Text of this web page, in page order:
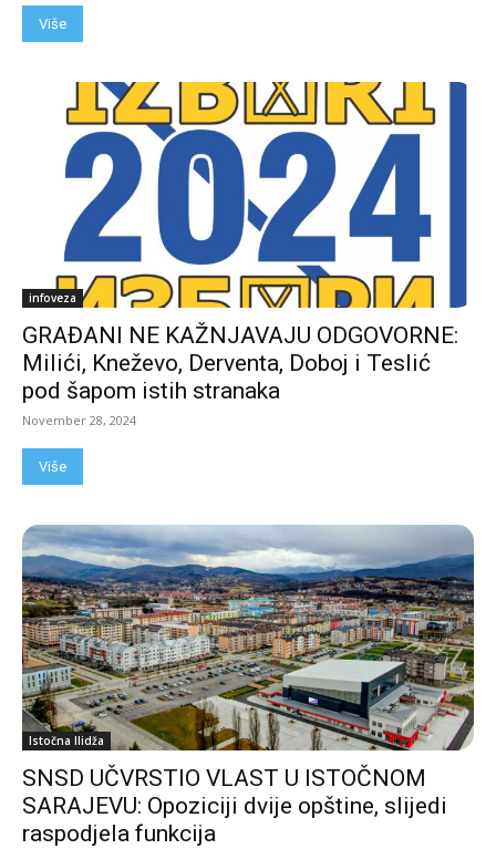
Više
infoveza
GRAĐANI NE KAŽNJAVAJU ODGOVORNE:
Milići, Kneževo, Derventa, Doboj i Teslić
pod šapom istih stranaka
November 28, 2024
Više
Istočna Ilidža
SNSD UČVRSTIO VLAST U ISTOČNOM
SARAJEVU: Opoziciji dvije opštine, slijedi
raspodjela funkcija